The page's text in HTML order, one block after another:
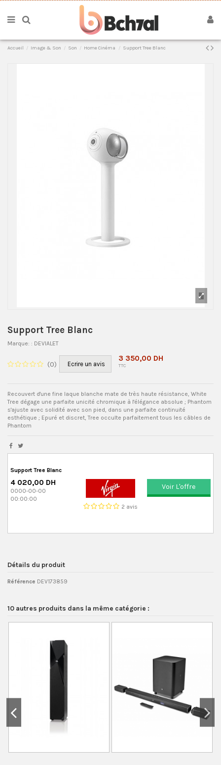
Accueil Image & Son Son Home Cinéma Support Tree Blanc
Support Tree Blanc
Marque: : DEVIALET
(0) Ecrire un avis
3 350,00 DH
TTC
Recouvert d'une fine laque blanche mate de très haute résistance, White
Tree dégage une parfaite unicité chromique à l'élégance absolue ; Phantom
s'ajuste avec solidité avec son pied, dans une parfaite continuité
esthétique ; Epuré et discret, Tree occulte parfaitement tous les câbles de
Phantom
Support Tree Blanc
4 020,00 DH
0000-00-00
00:00:00
2 avis
Voir L'offre
Détails du produit
Référence DEV173859
10 autres produits dans la même catégorie :